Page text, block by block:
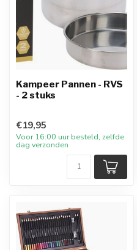
Kampeer Pannen - RVS
- 2 stuks
€19,95
Voor 16:00 uur besteld, zelfde
dag verzonden